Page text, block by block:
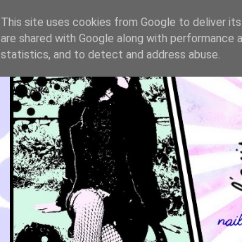
This site uses cookies from Google to deliver
are shared with Google along with
statistics, and to detect and address abuse.